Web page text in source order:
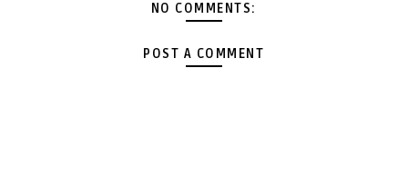
NO COMMENTS:
POST A COMMENT